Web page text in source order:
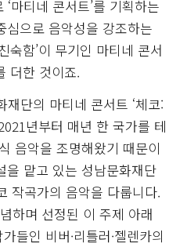
마티네 콘서트’를 기획하는
심으로 음악성을 강조하는
숙함’이 무기인 마티네 콘서
더한 것이죠.
단의 마티네 콘서트 ‘체코:
년부터 매년 한 국가를 테
음악을 조명해왔기 때문이
을 맡고 있는 성남문화재단
작곡가의 음악을 다룹니다.
하며 선정된 이 주제 아래
들인 비버·리틀러·젤렌카의